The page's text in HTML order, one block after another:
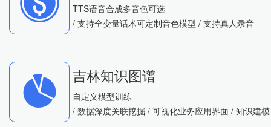
TTS语音合成多音色可选
/ 支持全变量话术可定制音色模型 / 支持真人录音
吉林知识图谱
自定义模型训练
/ 数据深度关联挖掘 / 可视化业务应用界面 / 知识建模